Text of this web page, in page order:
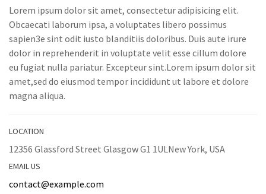
Lorem ipsum dolor sit amet, consectetur adipisicing elit.
Obcaecati laborum ipsa, a voluptates libero possimus
sapien3e sint odit iusto blanditiis doloribus. Duis aute irure
dolor in reprehenderit in voluptate velit esse cillum dolore
eu fugiat nulla pariatur. Excepteur sint.Lorem ipsum dolor sit
amet,sed do eiusmod tempor incididunt ut labore et dolore
magna aliqua.
LOCATION
12356 Glassford Street Glasgow G1 1ULNew York, USA
EMAIL US
contact@example.com